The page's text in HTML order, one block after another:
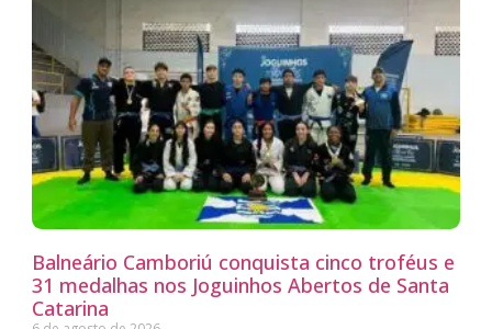
Balneário Camboriú conquista cinco troféus e
31 medalhas nos Joguinhos Abertos de Santa
Catarina